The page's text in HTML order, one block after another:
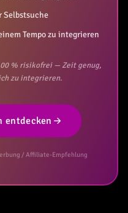
Selbstsuche
Tempo zu integrieren
% risikofrei — Zeit genug,
zu integrieren.
entdecken
/ Affiliate-Empfehlung